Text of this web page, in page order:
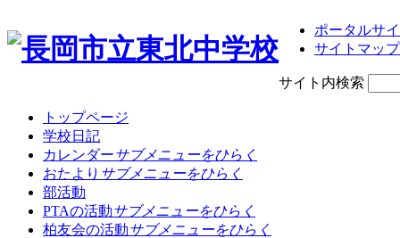
ポータルサ
サイトマップ
サイト内検索
トップページ
学校日記
カレンダーサブメニューをひらく
おたより サブメニューをひらく
部活動
PTAの活動サブメニューをひらく
柏友会の活動サブメニューをひらく